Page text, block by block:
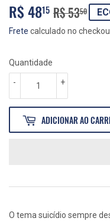
R$ 4815 R$ 5350R$
R$
Frete calculado no
Quantidade
+
-
ADICIONAR AO
O tema suicídio sempre